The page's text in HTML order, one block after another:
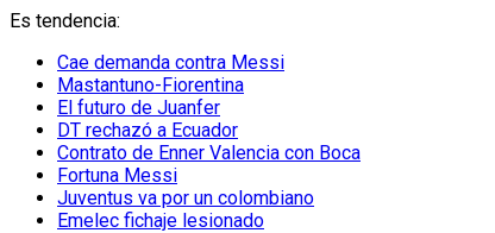
Es tendencia:
Cae demanda contra Messi
Mastantuno-Fiorentina
El futuro de Juanfer
DT rechazó a Ecuador
Contrato de Enner Valencia con Boca
Fortuna Messi
Juventus va por un colombiano
Emelec fichaje lesionado